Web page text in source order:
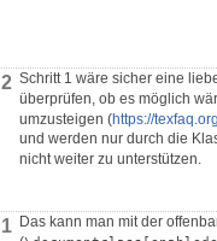
2 Schritt 1 wäre sicher eine
überprüfen, ob es möglich
umzusteigen (https://
und werden nur durch die
nicht weiter zu unterstützen.
1 Das kann man mit der